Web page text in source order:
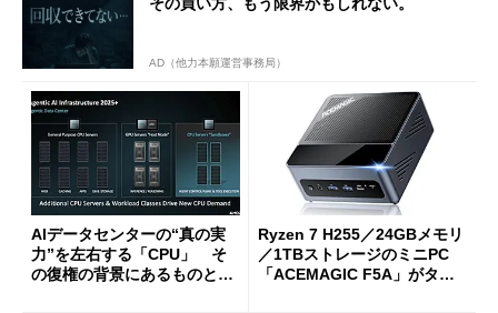
AD（他力本願運営事務局）
AIデータセンターの“真の実
力”を左右する「CPU」 そ
の復権の背景にあるものと
Ryzen 7 H255／24GBメモリ
／1TBストレージのミニPC
「ACEMAGIC F5A」がタイ